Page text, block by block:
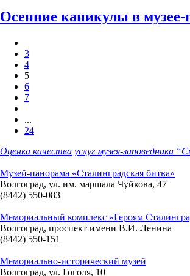
Осенние каникулы в музее-
3
4
5
6
7
...
24
Оценка качества услуг музея-заповедника
Музей-панорама «Сталинградская битва»
Волгоград, ул. им. маршала Чуйкова, 47
(8442) 550-083
Мемориальный комплекс «Героям
Волгоград, проспект имени В.И. Ленина
(8442) 550-151
Мемориально-исторический музей
Волгоград, ул. Гоголя, 10